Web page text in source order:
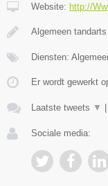
Website: http://
Algemeen
Diensten:
Er wordt gewerkt
Laatste tweets ▼ |
Sociale media: